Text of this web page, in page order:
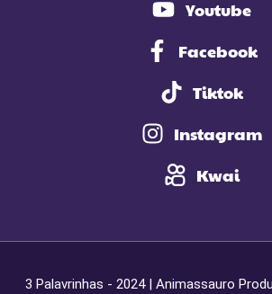
Youtube
Facebook
Tiktok
Instagram
Kwai
3 Palavrinhas - 2024 | Animassauro